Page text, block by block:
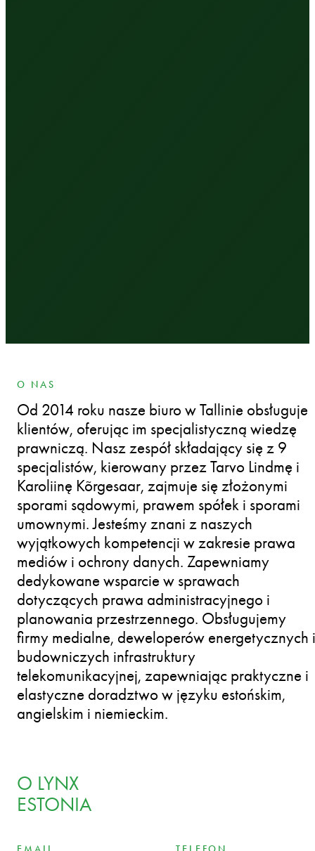
O NAS
Od 2014 roku nasze biuro w Tallinie obsługuje
klientów, oferując im specjalistyczną wiedzę
prawniczą. Nasz zespół składający się z 9
specjalistów, kierowany przez Tarvo Lindmę i
Karoliinę Kõrgesaar, zajmuje się złożonymi
sporami sądowymi, prawem spółek i sporami
umownymi. Jesteśmy znani z naszych
wyjątkowych kompetencji w zakresie prawa
mediów i ochrony danych. Zapewniamy
dedykowane wsparcie w sprawach
dotyczących prawa administracyjnego i
planowania przestrzennego. Obsługujemy
firmy medialne, deweloperów energetycznych i
budowniczych infrastruktury
telekomunikacyjnej, zapewniając praktyczne i
elastyczne doradztwo w języku estońskim,
angielskim i niemieckim.
O LYNX
ESTONIA